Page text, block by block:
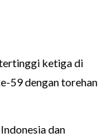
ketiga di
59 dengan torehan
dan